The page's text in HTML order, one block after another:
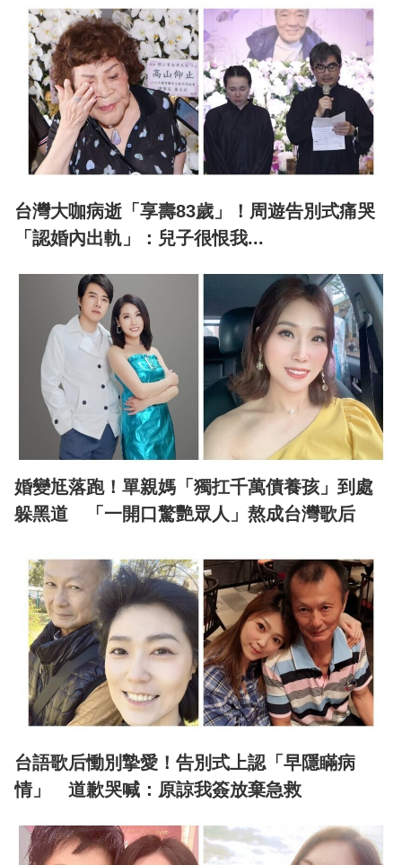
台灣大咖病逝「享壽83歲」！周遊告別式痛哭
「認婚內出軌」：兒子很恨我...
婚變尪落跑！單親媽「獨扛千萬債養孩」到處
躲黑道 「一開口驚艷眾人」熬成台灣歌后
台語歌后慟別摯愛！告別式上認「早隱瞞病
情」 道歉哭喊：原諒我簽放棄急救